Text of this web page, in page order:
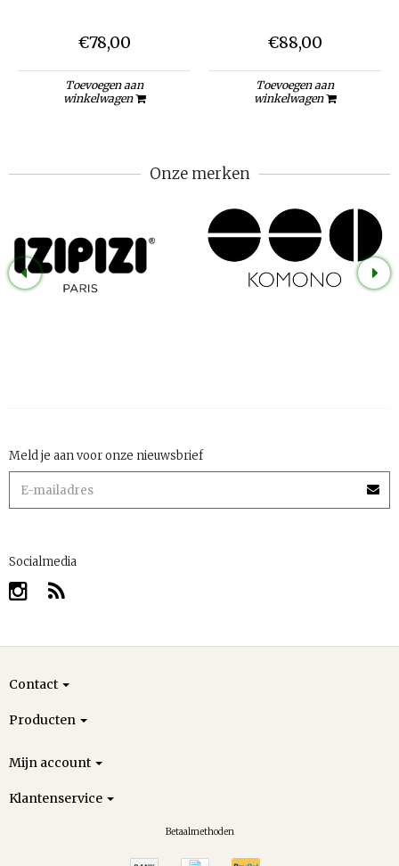
€78,00
Toevoegen aan
winkelwagen
€88,00
Toevoegen aan
winkelwagen
Onze merken
Meld je aan voor onze nieuwsbrief
Socialmedia
Contact
Producten
Mijn account
Klantenservice
Betaalmethoden